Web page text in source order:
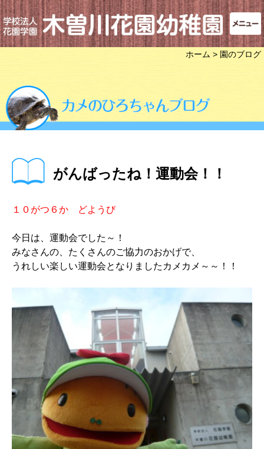
ホーム > 園のブログ
がんばったね！運動会！！
１０がつ６か どようび
今日は、運動会でした～！
みなさんの、たくさんのご協力のおかげで、
うれしい楽しい運動会となりましたカメカメ～～！！